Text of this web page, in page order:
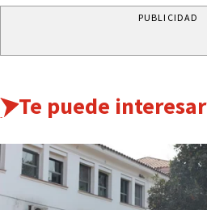
PUBLICIDAD
Te puede interesar